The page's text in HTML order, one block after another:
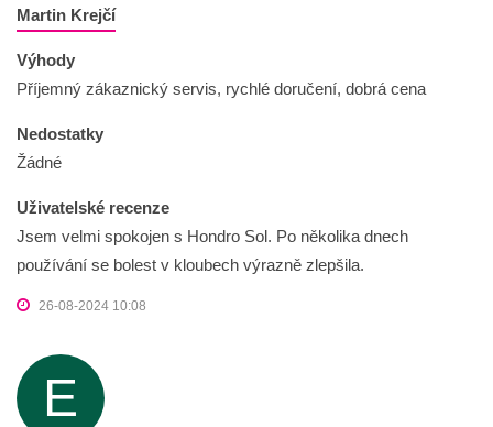
Martin Krejčí
Výhody
Příjemný zákaznický servis, rychlé doručení, dobrá cena
Nedostatky
Žádné
Uživatelské recenze
Jsem velmi spokojen s Hondro Sol. Po několika dnech
používání se bolest v kloubech výrazně zlepšila.
26-08-2024 10:08
E